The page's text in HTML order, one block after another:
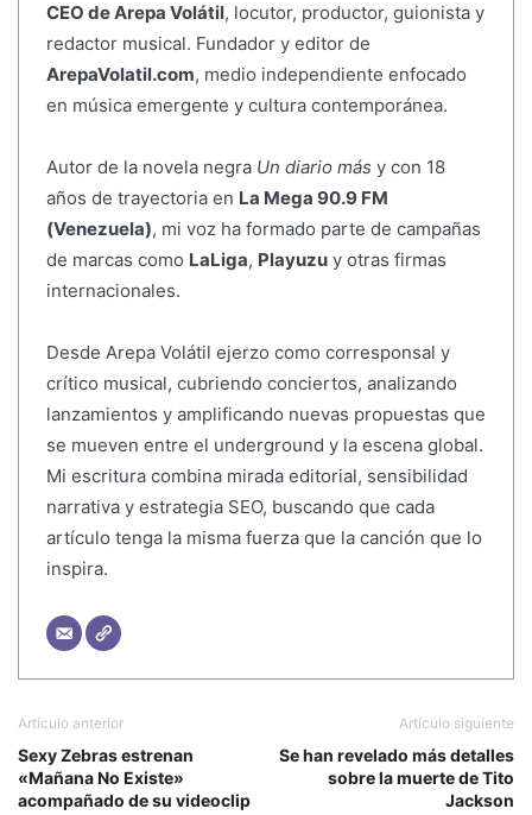
CEO de Arepa Volátil, locutor, productor, guionista y
redactor musical. Fundador y editor de
ArepaVolatil.com, medio independiente enfocado
en música emergente y cultura contemporánea.
Autor de la novela negra Un diario más y con 18
años de trayectoria en La Mega 90.9 FM
(Venezuela), mi voz ha formado parte de campañas
de marcas como LaLiga, Playuzuy otras firmas
internacionales.
Desde Arepa Volátil ejerzo como corresponsal y
crítico musical, cubriendo conciertos, analizando
lanzamientos y amplificando nuevas propuestas que
se mueven entre el underground y la escena global.
Mi escritura combina mirada editorial, sensibilidad
narrativa y estrategia SEO, buscando que cada
artículo tenga la misma fuerza que la canción que lo
inspira.
Artículo anterior
Sexy Zebras estrenan
«Mañana No Existe»
acompañado de su videoclip
Artículo siguiente
Se han revelado más detalles
sobre la muerte de Tito
Jackson